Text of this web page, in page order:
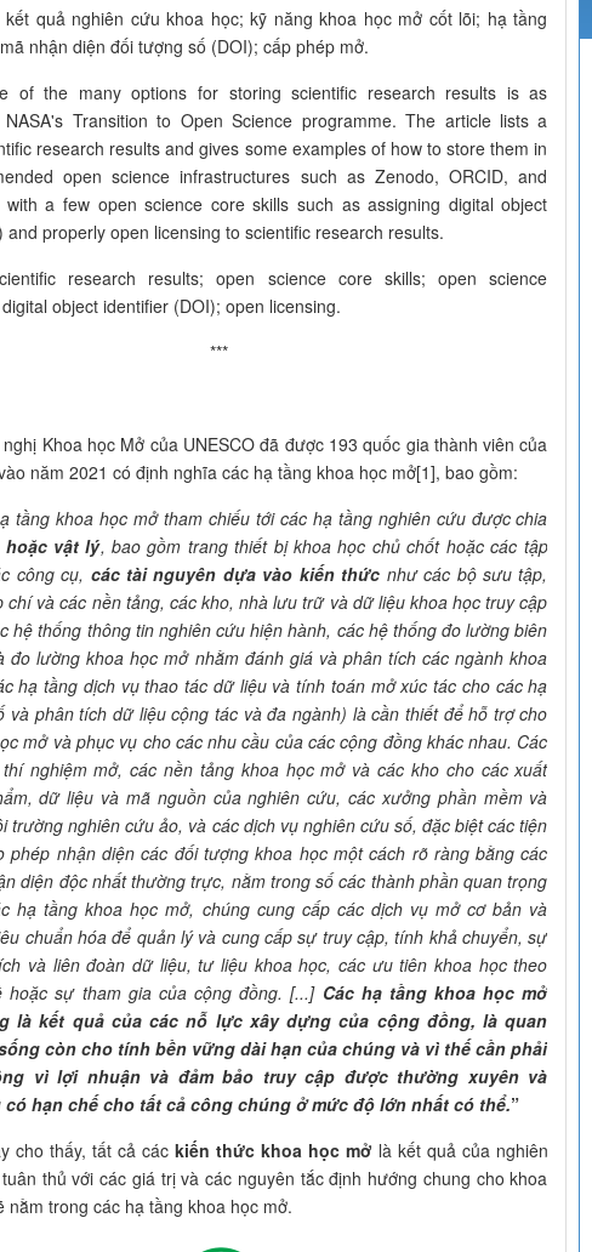
kết quả nghiên cứu khoa học; kỹ năng khoa học mở cốt lõi; hạ tầng
nhận diện đối tượng số (DOI); cấp phép mở.
of the many options for storing scientific research results is as
Transition to Open Science programme. The article lists a
research results and gives some examples of how to store them in
open science infrastructures such as Zenodo, ORCID, and
with a few open science core skills such as assigning digital object
and properly open licensing to scientific research results.
research results; open science core skills; open science
object identifier (DOI); open licensing.
***
Khoa học Mở của UNESCO đã được 193 quốc gia thành viên của
năm 2021 có định nghĩa các hạ tầng khoa học mở[1], bao gồm:
tầng khoa học mở tham chiếu tới các hạ tầng nghiên cứu được chia
hoặc vật lý, bao gồm trang thiết bị khoa học chủ chốt hoặc các tập
công cụ, các tài nguyên dựa vào kiến thức như các bộ sưu tập,
chí và các nền tảng, các kho, nhà lưu trữ và dữ liệu khoa học truy cập
hệ thống thông tin nghiên cứu hiện hành, các hệ thống đo lường biên
đo lường khoa học mở nhằm đánh giá và phân tích các ngành khoa
hạ tầng dịch vụ thao tác dữ liệu và tính toán mở xúc tác cho các hạ
và phân tích dữ liệu cộng tác và đa ngành) là cần thiết để hỗ trợ cho
mở và phục vụ cho các nhu cầu của các cộng đồng khác nhau. Các
nghiệm mở, các nền tảng khoa học mở và các kho cho các xuất
dữ liệu và mã nguồn của nghiên cứu, các xưởng phần mềm và
trường nghiên cứu ảo, và các dịch vụ nghiên cứu số, đặc biệt các tiện
phép nhận diện các đối tượng khoa học một cách rõ ràng bằng các
diện độc nhất thường trực, nằm trong số các thành phần quan trọng
hạ tầng khoa học mở, chúng cung cấp các dịch vụ mở cơ bản và
chuẩn hóa để quản lý và cung cấp sự truy cập, tính khả chuyển, sự
và liên đoàn dữ liệu, tư liệu khoa học, các ưu tiên khoa học theo
hoặc sự tham gia của cộng đồng. [...] Các hạ tầng khoa học mở
là kết quả của các nỗ lực xây dựng của cộng đồng, là quan
còn cho tính bền vững dài hạn của chúng và vì thế cần phải
vì lợi nhuận và đảm bảo truy cập được thường xuyên và
hạn chế cho tất cả công chúng ở mức độ lớn nhất có thể.”
cho thấy, tất cả các kiến thức khoa học mở là kết quả của nghiên
thủ với các giá trị và các nguyên tắc định hướng chung cho khoa
nằm trong các hạ tầng khoa học mở.